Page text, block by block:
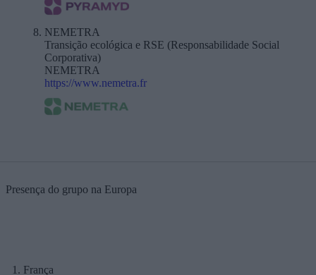
NEMETRA
Transição ecológica e RSE (Responsabilidade Social
Corporativa)
NEMETRA
https://www.nemetra.fr
Presença do grupo na Europa
França